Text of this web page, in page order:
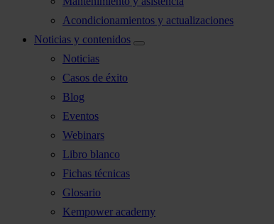
Acondicionamientos y actualizaciones
Noticias y contenidos
Noticias
Casos de éxito
Blog
Eventos
Webinars
Libro blanco
Fichas técnicas
Glosario
Kempower academy